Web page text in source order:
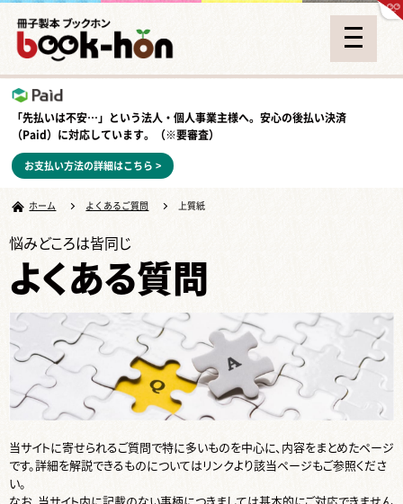
「先払いは不安…」という法人・個人事業主様へ。安心の後払い決済
（Paid） に対応しています。（※要審査）
お支払い方法の詳細はこちら >
ホーム よくあるご質問 上質紙
悩みどころは皆同じ
よくある質問
当サイトに寄せられるご質問で特に多いものを中心に、内容をまとめたページ
です。詳細を解説できるものについてはリンクより該当ページもご参照くださ
い。